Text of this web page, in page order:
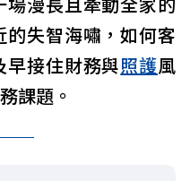
失智海嘯，如何客
接住財務與照護風
課題。